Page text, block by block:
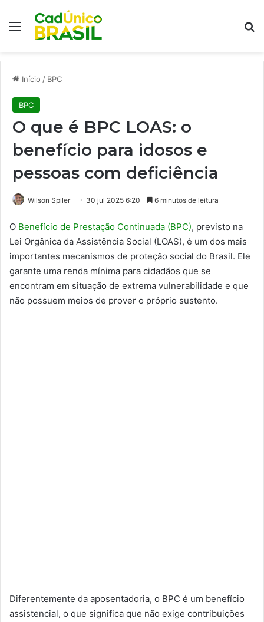
Menu
Início / BPC
BPC
O que é BPC LOAS: o
benefício para idosos e
pessoas com deficiência
Wilson Spiler 30 jul 2025 6:20 6 minutos de leitura
O Benefício de Prestação Continuada (BPC), previsto na
Lei Orgânica da Assistência Social (LOAS), é um dos mais
importantes mecanismos de proteção social do Brasil. Ele
garante uma renda mínima para cidadãos que se
encontram em situação de extrema vulnerabilidade e que
não possuem meios de prover o próprio sustento.
Diferentemente da aposentadoria, o BPC é um benefício
assistencial, o que significa que não exige contribuições